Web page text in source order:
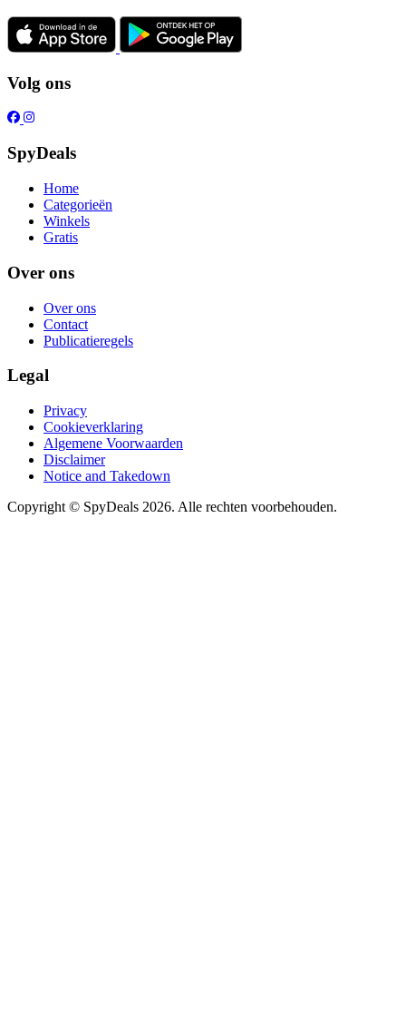
Volg ons
SpyDeals
Home
Categorieën
Winkels
Gratis
Over ons
Over ons
Contact
Publicatieregels
Legal
Privacy
Cookieverklaring
Algemene Voorwaarden
Disclaimer
Notice and Takedown
Copyright © SpyDeals 2026. Alle rechten voorbehouden.